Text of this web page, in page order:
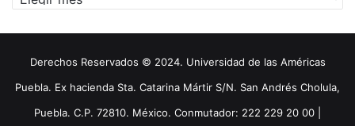
Derechos Reservados © 2024. Universidad de las Américas
Puebla. Ex hacienda Sta. Catarina Mártir S/N. San Andrés Cholula,
Puebla. C.P. 72810. México. Conmutador: 222 229 20 00 |